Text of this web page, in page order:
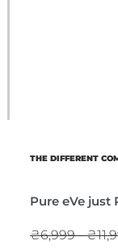
THE DIFFERENT
Pure eVe just
₴6,999 -